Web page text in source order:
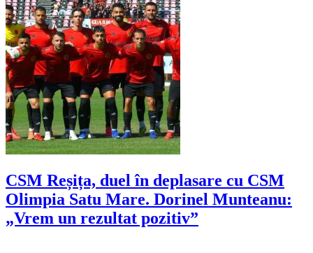
CSM Reșița, duel în deplasare cu CSM
Olimpia Satu Mare. Dorinel Munteanu:
„Vrem un rezultat pozitiv”